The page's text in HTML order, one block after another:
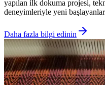
yapılan ilk dokuma projesi,
deneyimleriyle yeni
Daha fazla bilgi edinin